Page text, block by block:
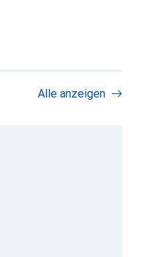
Alle anzeigen